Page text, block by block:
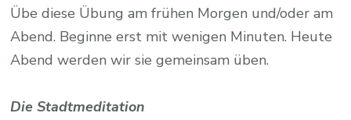
Übe diese Übung am frühen Morgen und/oder am
Abend. Beginne erst mit wenigen Minuten. Heute
Abend werden wir sie gemeinsam üben.
Die Stadtmeditation